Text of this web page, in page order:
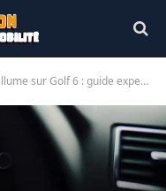
guide expert pour un diagnostic efficace et solutions